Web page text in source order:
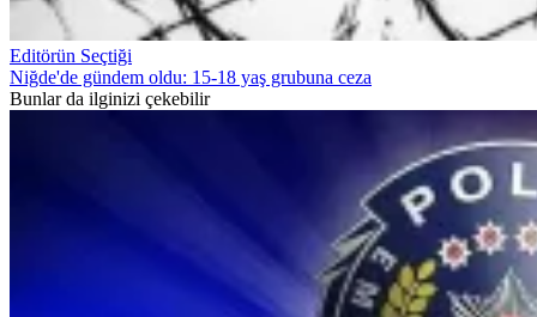
Editörün Seçtiği
Niğde'de gündem oldu: 15-18 yaş grubuna ceza
Bunlar da ilginizi çekebilir